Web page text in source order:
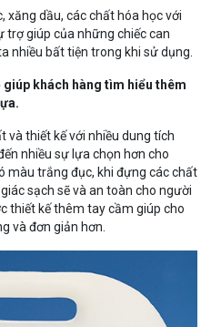
xăng dầu, các chất hóa học với
trợ giúp của những chiếc can
nhiều bất tiện trong khi sử dụng.
khách hàng tìm hiểu thêm
và thiết kế với nhiều dung tích
nhiều sự lựa chọn hơn cho
màu trắng đục, khi đựng các chất
sạch sẽ và an toàn cho người
thiết kế thêm tay cầm giúp cho
và đơn giản hơn.